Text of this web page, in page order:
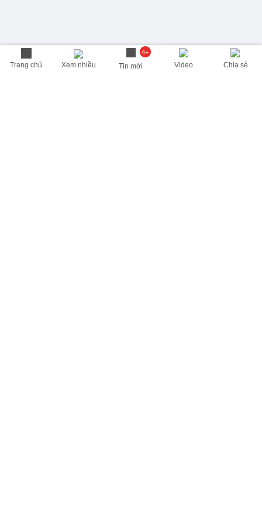
Trang chủ Xem nhiều
4+
Tin mới Video Chia sẻ